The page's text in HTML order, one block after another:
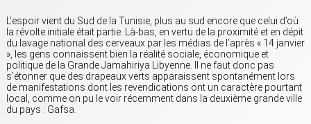
L’espoir vient du Sud de la Tunisie, plus au sud encore que celui d’où
la révolte initiale était partie. Là-bas, en vertu de la proximité et en dépit
du lavage national des cerveaux par les médias de l’après « 14 janvier
», les gens connaissent bien la réalité sociale, économique et
politique de la Grande Jamahiriya Libyenne. Il ne faut donc pas
s’étonner que des drapeaux verts apparaissent spontanément lors
de manifestations dont les revendications ont un caractère pourtant
local, comme on pu le voir récemment dans la deuxième grande ville
du pays : Gafsa.